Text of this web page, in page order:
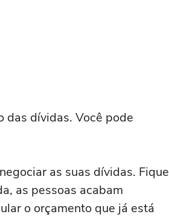
das dívidas. Você pode
as suas dívidas. Fique
as pessoas acabam
o orçamento que já está